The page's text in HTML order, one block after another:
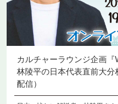
カルチャーラウンジ企画『
林陵平の日本代表直前大
配信）